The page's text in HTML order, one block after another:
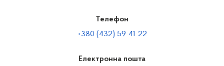
Телефон
+380 (432) 59-41-22
Електронна пошта